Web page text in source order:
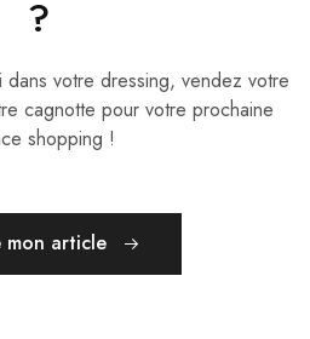
?
dans votre dressing, vendez votre
cagnotte pour votre prochaine
shopping !
mon article